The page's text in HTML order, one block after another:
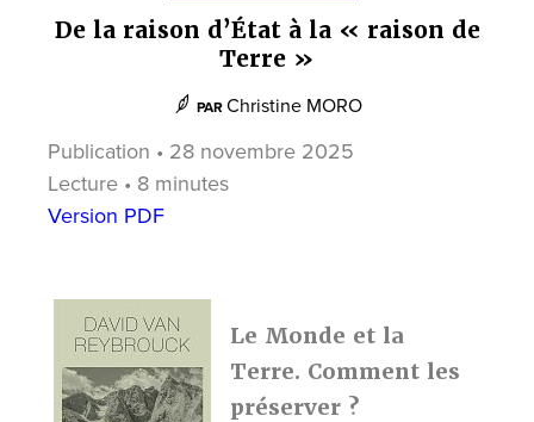
De la raison d’État à la « raison de
Terre »
PAR Christine MORO
Publication • 28 novembre 2025
Lecture • 8 minutes
Version PDF
Le Monde et la
Terre. Comment les
préserver ?